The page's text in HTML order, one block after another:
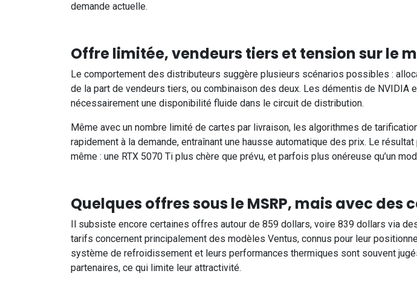
demande actuelle.
Offre limitée, vendeurs tiers et tension sur le
Le comportement des distributeurs suggère plusieurs scénarios possibles :
de la part de vendeurs tiers, ou combinaison des deux. Les démentis de NVIDIA
nécessairement une disponibilité fluide dans le circuit de distribution.
Même avec un nombre limité de cartes par livraison, les algorithmes de
rapidement à la demande, entraînant une hausse automatique des prix. Le
même : une RTX 5070 Ti plus chère que prévu, et parfois plus onéreuse qu’un
Quelques offres sous le MSRP, mais avec des
Il subsiste encore certaines offres autour de 859 dollars, voire 839 dollars via
tarifs concernent principalement des modèles Ventus, connus pour leur
système de refroidissement et leurs performances thermiques sont souvent
partenaires, ce qui limite leur attractivité.